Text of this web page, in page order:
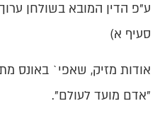
ע"פ הדין המובא בשולחן
סעיף א)
אודות מזיק, שאפי` באונס
"אדם מועד לעולם".